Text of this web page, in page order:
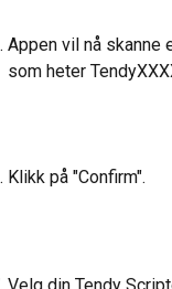
Appen vil nå skanne
som heter
Klikk på "Confirm".